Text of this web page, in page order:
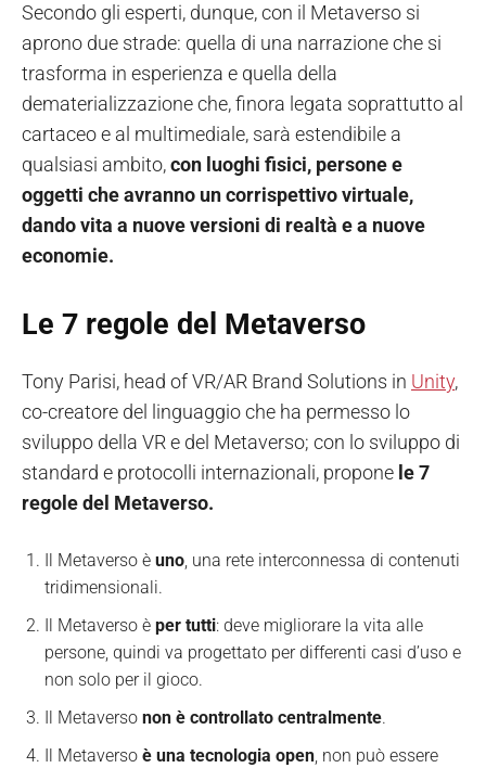
Secondo gli esperti, dunque, con il Metaverso si
aprono due strade: quella di una narrazione che si
trasforma in esperienza e quella della
dematerializzazione che, finora legata soprattutto al
cartaceo e al multimediale, sarà estendibile a
qualsiasi ambito,con luoghi fisici, persone e
oggetti che avranno un corrispettivo virtuale,
dando vita a nuove versioni di realtà e a nuove
economie.
Le 7 regole del Metaverso
Tony Parisi, head of VR/AR Brand Solutions in Unity,
co-creatore del linguaggio che ha permesso lo
sviluppo della VR e del Metaverso; con lo sviluppo di
standard e protocolli internazionali, propone le 7
regole del Metaverso.
Il Metaverso è uno, una rete interconnessa di contenuti
tridimensionali.
Il Metaverso è per tutti: deve migliorare la vita alle
persone, quindi va progettato per differenti casi d’uso e
non solo per il gioco.
Il Metaverso non è controllato centralmente.
Il Metaverso è una tecnologia open, non può essere